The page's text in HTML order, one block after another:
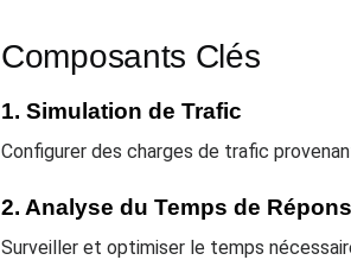
Composants Clés
1. Simulation de Trafic
Configurer des charges de trafic
2. Analyse du Temps de
Surveiller et optimiser le temps